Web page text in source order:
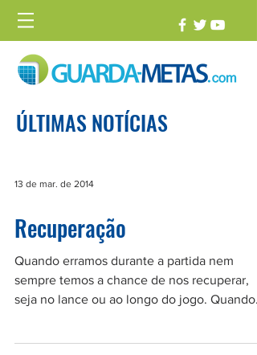
ÚLTIMAS NOTÍCIAS
13 de mar. de 2014
Recuperação
Quando erramos durante a partida nem
sempre temos a chance de nos recuperar,
seja no lance ou ao longo do jogo. Quando